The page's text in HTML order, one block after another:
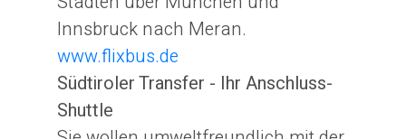
Innsbruck nach Meran.
www.flixbus.de
Südtiroler Transfer - Ihr Anschluss-
Shuttle